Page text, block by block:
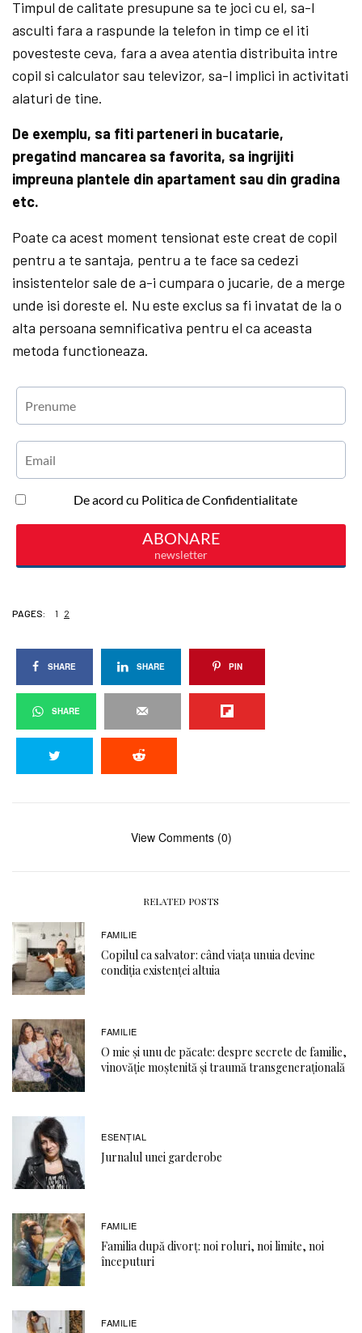
Timpul de calitate presupune sa te joci cu el, sa-l
asculti fara a raspunde la telefon in timp ce el iti
povesteste ceva, fara a avea atentia distribuita intre
copil si calculator sau televizor, sa-l implici in activitati
alaturi de tine.
De exemplu, sa fiti parteneri in bucatarie,
pregatind mancarea sa favorita, sa ingrijiti
impreuna plantele din apartament sau din gradina
etc.
Poate ca acest moment tensionat este creat de copil
pentru a te santaja, pentru a te face sa cedezi
insistentelor sale de a-i cumpara o jucarie, de a merge
unde isi doreste el. Nu este exclus sa fi invatat de la o
alta persoana semnificativa pentru el ca aceasta
metoda functioneaza.
PAGES: 1 2
SHARE SHARE PIN
SHARE
View Comments (0)
RELATED POSTS
FAMILIE
Copilul ca salvator: când viața unuia devine
condiția existenței altuia
FAMILIE
O mie și unu de păcate: despre secrete de familie,
vinovăție moștenită și traumă transgenerațională
ESENȚIAL
Jurnalul unei garderobe
FAMILIE
Familia după divorț: noi roluri, noi limite, noi
începuturi
FAMILIE